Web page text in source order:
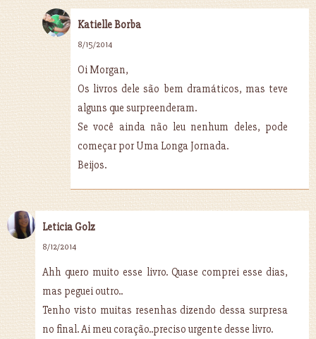
Katielle Borba
8/15/2014
Oi Morgan,
Os livros dele são bem dramáticos, mas teve
alguns que surpreenderam.
Se você ainda não leu nenhum deles, pode
começar por Uma Longa Jornada.
Beijos.
Leticia Golz
8/12/2014
Ahh quero muito esse livro. Quase comprei esse dias,
mas peguei outro..
Tenho visto muitas resenhas dizendo dessa surpresa
no final. Ai meu coração..preciso urgente desse livro.